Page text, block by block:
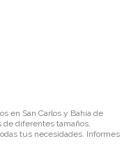
en San Carlos y Bahía de
de diferentes tamaños,
tus necesidades. Informes